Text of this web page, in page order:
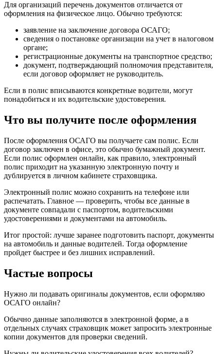
Для организаций перечень документов отличается от
оформления на физическое лицо. Обычно требуются:
заявление на заключение договора ОСАГО;
сведения о постановке организации на учет в налоговом
органе;
регистрационные документы на транспортное средство;
документ, подтверждающий полномочия представителя,
если договор оформляет не руководитель.
Если в полис вписываются конкретные водители, могут
понадобиться и их водительские удостоверения.
Что вы получите после оформления
После оформления ОСАГО вы получаете сам полис. Если
договор заключен в офисе, это обычно бумажный документ.
Если полис оформлен онлайн, как правило, электронный
полис приходит на указанную электронную почту и
дублируется в личном кабинете страховщика.
Электронный полис можно сохранить на телефоне или
распечатать. Главное — проверить, чтобы все данные в
документе совпадали с паспортом, водительскими
удостоверениями и документами на автомобиль.
Итог простой: лучше заранее подготовить паспорт, документы
на автомобиль и данные водителей. Тогда оформление
пройдет быстрее и без лишних исправлений.
Частые вопросы
Нужно ли подавать оригиналы документов, если оформляю
ОСАГО онлайн?
Обычно данные заполняются в электронной форме, а в
отдельных случаях страховщик может запросить электронные
копии документов для проверки сведений.